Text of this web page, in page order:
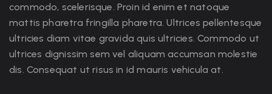
commodo, scelerisque. Proin id enim et natoque
mattis pharetra fringilla pharetra. Ultrices pellentesque
ultricies diam vitae gravida quis ultricies. Commodo ut
ultrices dignissim sem vel aliquam accumsan molestie
dis. Consequat ut risus in id mauris vehicula at.